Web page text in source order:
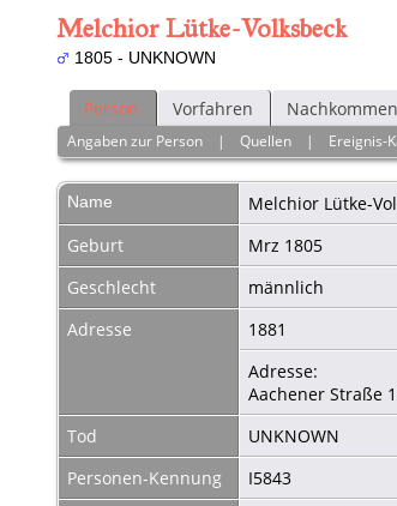
Melchior Lütke-Volksbeck
1805 - UNKNOWN
Person Vorfahren Nachkommen
Angaben zur Person |Quellen | Ereignis-
Name Melchior Lütke-
Geburt
Mrz 1805
Geschlecht
männlich
Adresse
1881
Adresse:
Aachener Straße
Tod
UNKNOWN
Personen-Kennung
I5843